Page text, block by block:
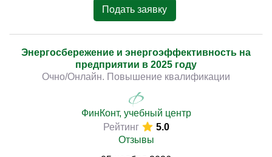
Подать заявку
Энергосбережение и энергоэффективность на
предприятии в 2025 году
Очно/Онлайн. Повышение квалификации
ФинКонт, учебный центр
Рейтинг
5.0
Отзывы